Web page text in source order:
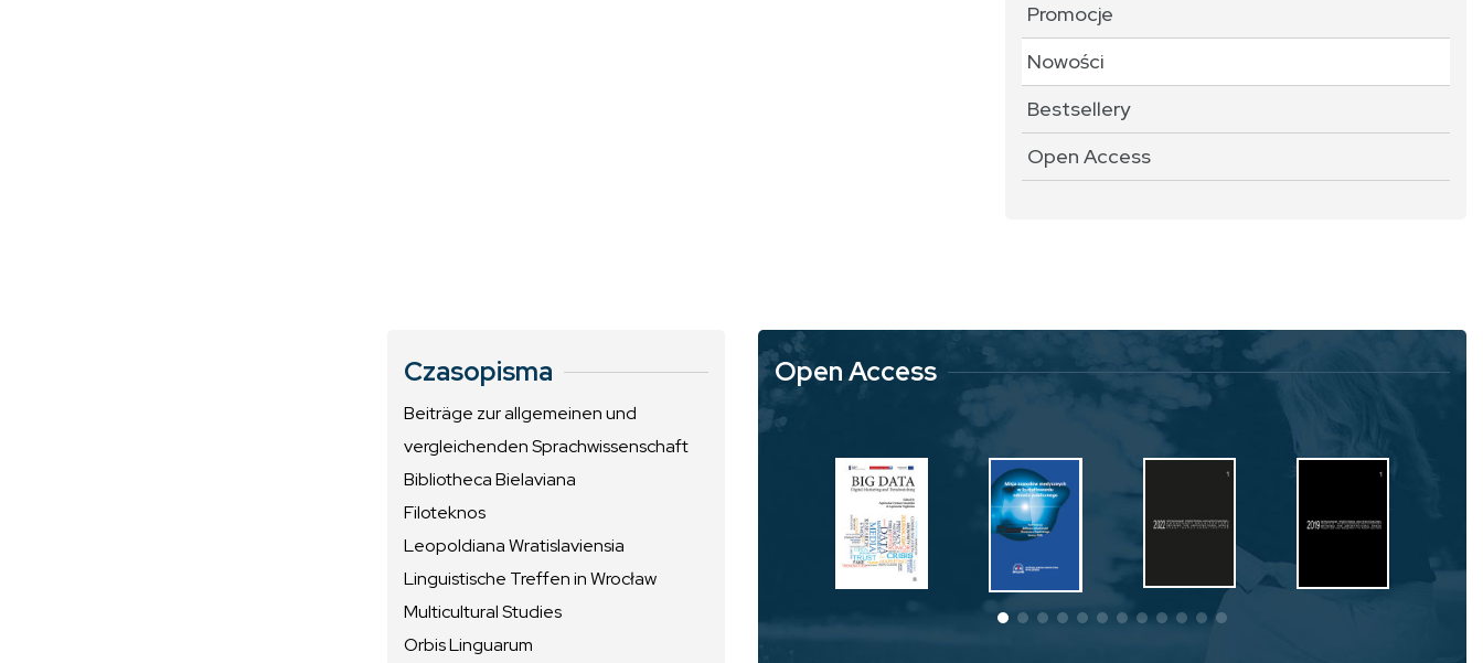
Promocje
Nowości
Bestsellery
Open Access
Czasopisma
Beiträge zur allgemeinen und
vergleichenden Sprachwissenschaft
Bibliotheca Bielaviana
Filoteknos
Leopoldiana Wratislaviensia
Linguistische Treffen in Wrocław
Multicultural Studies
Orbis Linguarum
Open Access